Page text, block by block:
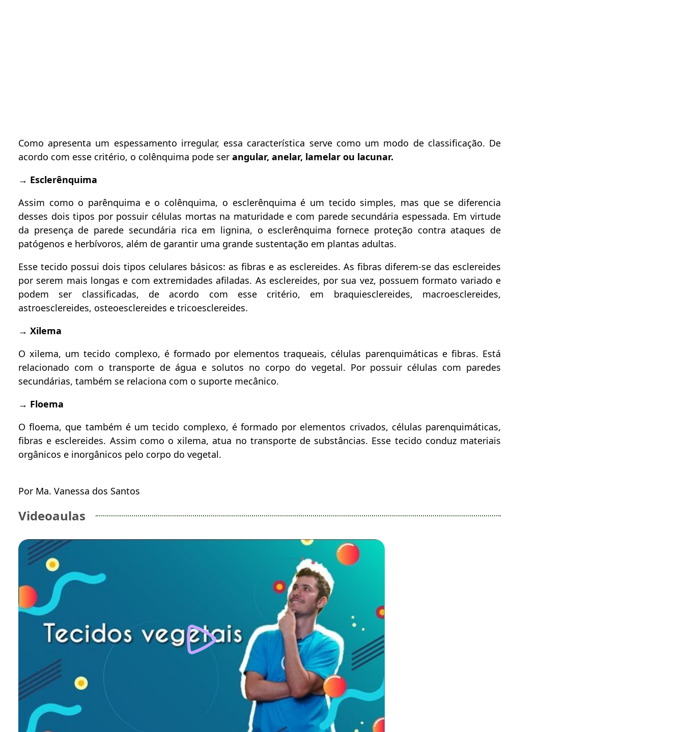
Como apresenta um espessamento irregular, essa característica serve como um modo de classificação. De
acordo com esse critério, o colênquima pode ser angular, anelar, lamelar ou lacunar.
→ Esclerênquima
Assim como o parênquima e o colênquima, o esclerênquima é um tecido simples, mas que se diferencia
desses dois tipos por possuir células mortas na maturidade e com parede secundária espessada. Em virtude
da presença de parede secundária rica em lignina, o esclerênquima fornece proteção contra ataques de
patógenos e herbívoros, além de garantir uma grande sustentação em plantas adultas.
Esse tecido possui dois tipos celulares básicos: as fibras e as esclereides. As fibras diferem-se das esclereides
por serem mais longas e com extremidades afiladas. As esclereides, por sua vez, possuem formato variado e
podem ser classificadas, de acordo com esse critério, em braquiesclereides, macroesclereides,
astroesclereides, osteoesclereides e tricoesclereides.
→ Xilema
O xilema, um tecido complexo, é formado por elementos traqueais, células parenquimáticas e fibras. Está
relacionado com o transporte de água e solutos no corpo do vegetal. Por possuir células com paredes
secundárias, também se relaciona com o suporte mecânico.
→ Floema
O floema, que também é um tecido complexo, é formado por elementos crivados, células parenquimáticas,
fibras e esclereides. Assim como o xilema, atua no transporte de substâncias. Esse tecido conduz materiais
orgânicos e inorgânicos pelo corpo do vegetal.
Por Ma. Vanessa dos Santos
Videoaulas